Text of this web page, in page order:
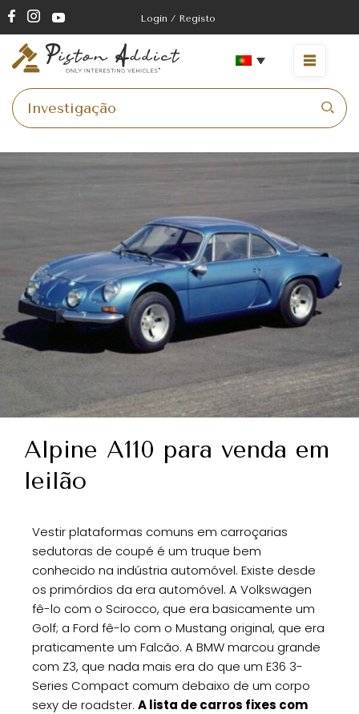
Login / Registo
Alpine A110 para venda em
leilão
Vestir plataformas comuns em carroçarias
sedutoras de coupé é um truque bem
conhecido na indústria automóvel. Existe desde
os primórdios da era automóvel. A Volkswagen
fê-lo com o Scirocco, que era basicamente um
Golf; a Ford fê-lo com o Mustang original, que era
praticamente um Falcão. A BMW marcou grande
com Z3, que nada mais era do que um E36 3-
Series Compact comum debaixo de um corpo
sexy de roadster. A lista de carros fixes com